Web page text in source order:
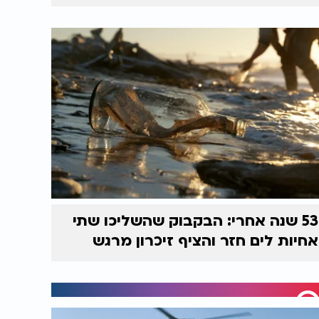
53 שנה אחרי: הבקבוק שהשליכו שתי
אחיות לים חזר והציף זיכרון מרגש